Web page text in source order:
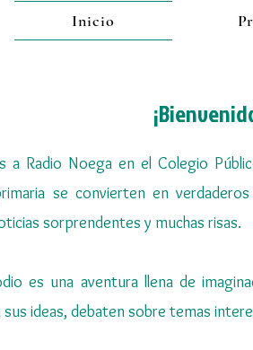
Inicio
a Radio Noega en el Colegio
se convierten en
sorprendentes y muchas risas.
es una aventura llena de
ideas, debaten sobre temas